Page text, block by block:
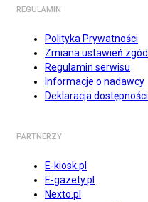
REGULAMIN
Polityka Prywatności
Zmiana ustawień zgód
Regulamin serwisu
Informacje o nadawcy
Deklaracja dostępności
PARTNERZY
E-kiosk.pl
E-gazety.pl
Nexto.pl